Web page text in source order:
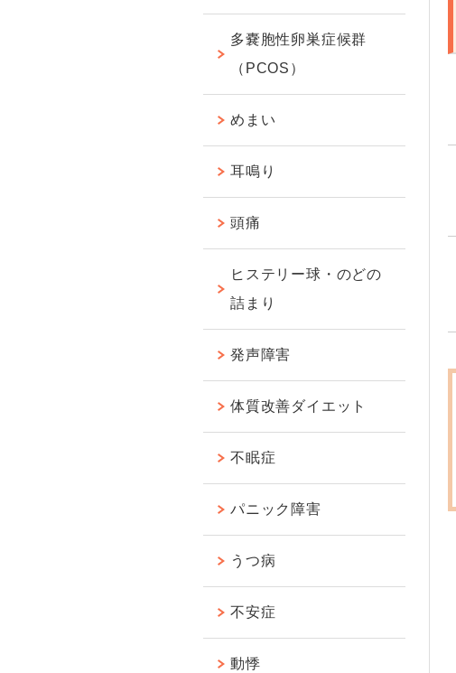
多嚢胞性卵巣症候群
（PCOS）
めまい
耳鳴り
頭痛
ヒステリー球・のどの
詰まり
発声障害
体質改善ダイエット
不眠症
パニック障害
うつ病
不安症
動悸